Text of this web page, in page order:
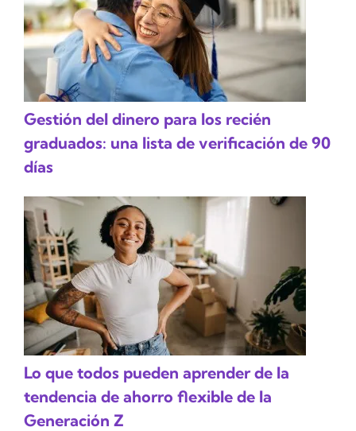
Gestión del dinero para los recién
graduados: una lista de verificación de 90
días
Lo que todos pueden aprender de la
tendencia de ahorro flexible de la
Generación Z